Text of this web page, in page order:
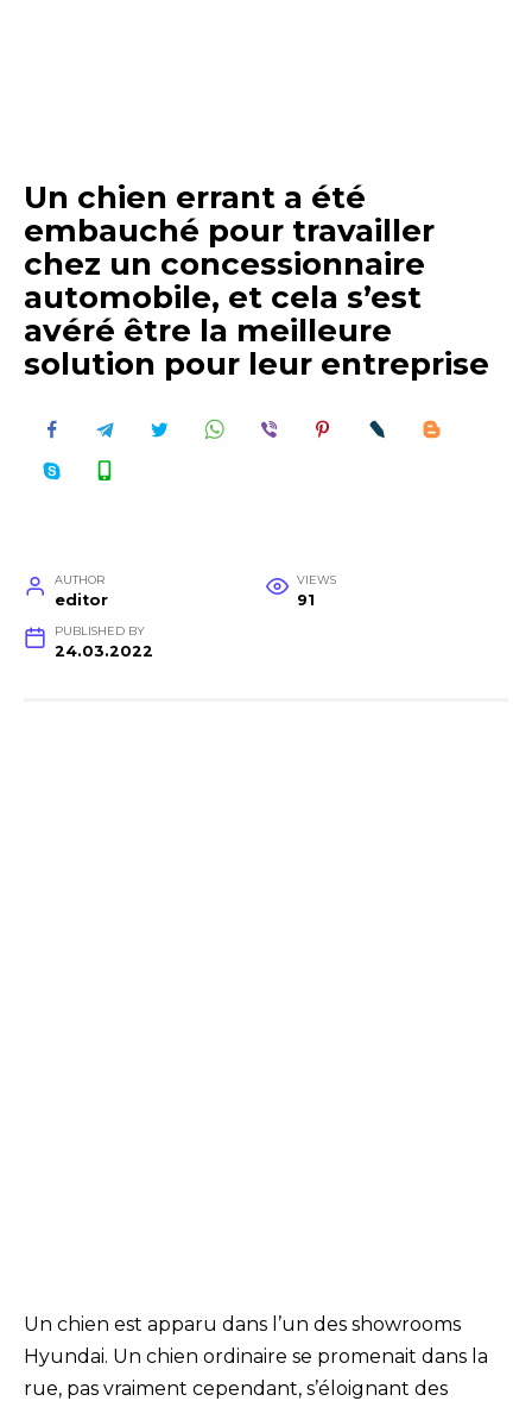
Un chien errant a été
embauché pour travailler
chez un concessionnaire
automobile, et cela s’est
avéré être la meilleure
solution pour leur entreprise
AUTHOR
editor
VIEWS
91
PUBLISHED BY
24.03.2022
Un chien est apparu dans l’un des showrooms
Hyundai. Un chien ordinaire se promenait dans la
rue, pas vraiment cependant, s’éloignant des